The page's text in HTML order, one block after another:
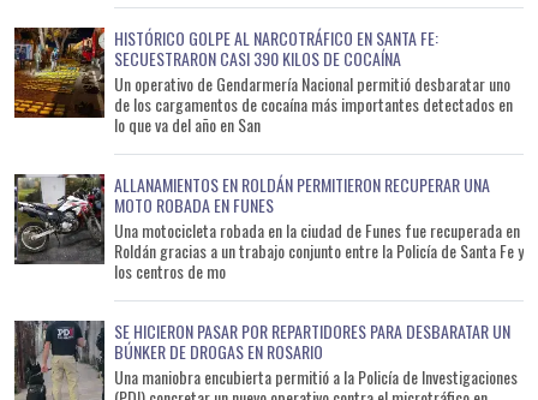
HISTÓRICO GOLPE AL NARCOTRÁFICO EN SANTA FE:
SECUESTRARON CASI 390 KILOS DE COCAÍNA
Un operativo de Gendarmería Nacional permitió desbaratar uno
de los cargamentos de cocaína más importantes detectados en
lo que va del año en San
ALLANAMIENTOS EN ROLDÁN PERMITIERON RECUPERAR UNA
MOTO ROBADA EN FUNES
Una motocicleta robada en la ciudad de Funes fue recuperada en
Roldán gracias a un trabajo conjunto entre la Policía de Santa Fe y
los centros de mo
SE HICIERON PASAR POR REPARTIDORES PARA DESBARATAR UN
BÚNKER DE DROGAS EN ROSARIO
Una maniobra encubierta permitió a la Policía de Investigaciones